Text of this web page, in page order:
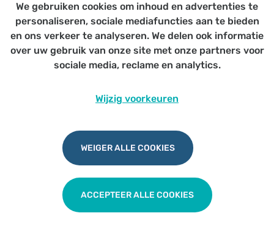
Page not yet published
We gebruiken cookies om inhoud en advertenties te
personaliseren, sociale mediafuncties aan te bieden
en ons verkeer te analyseren. We delen ook informatie
over uw gebruik van onze site met onze partners voor
sociale media, reclame en analytics.
Wijzig voorkeuren
WEIGER ALLE COOKIES
ACCEPTEER ALLE COOKIES
Privacy|Cookies|Disclaimer
Udesite